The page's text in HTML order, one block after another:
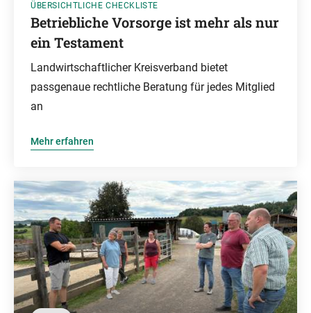
ÜBERSICHTLICHE CHECKLISTE
Betriebliche Vorsorge ist mehr als nur
ein Testament
Landwirtschaftlicher Kreisverband bietet
passgenaue rechtliche Beratung für jedes Mitglied
an
Mehr erfahren